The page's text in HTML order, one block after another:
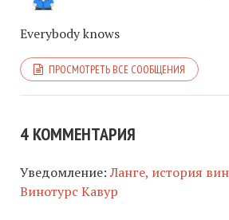
Everybody knows
ПРОСМОТРЕТЬ ВСЕ СООБЩЕНИЯ
4 КОММЕНТАРИЯ
Уведомление:Ланге, история
Винотурс Кавур